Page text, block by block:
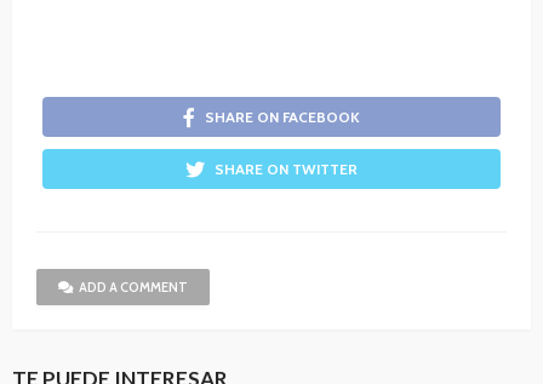
SHARE ON FACEBOOK
SHARE ON TWITTER
ADD A COMMENT